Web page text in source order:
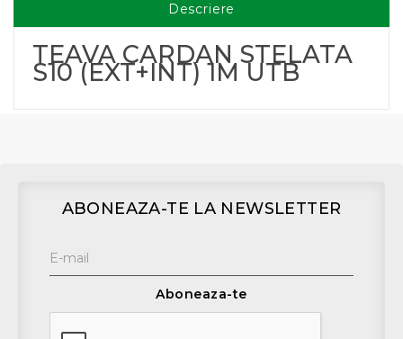
Descriere
TEAVA CARDAN STELATA
S10 (EXT+INT) 1M UTB
ABONEAZA-TE LA NEWSLETTER
Aboneaza-te